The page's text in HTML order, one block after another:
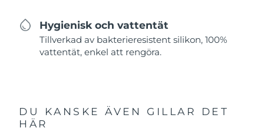
Hygienisk och vattentät
Tillverkad av bakterieresistent silikon, 100%
vattentät, enkel att rengöra.
DU KANSKE ÄVEN GILLAR DET
HÄR